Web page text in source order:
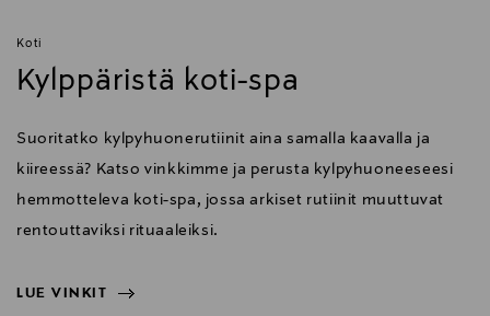
Koti
Kylppäristä koti-spa
Suoritatko kylpyhuonerutiinit aina samalla kaavalla ja
kiireessä? Katso vinkkimme ja perusta kylpyhuoneeseesi
hemmotteleva koti-spa, jossa arkiset rutiinit muuttuvat
rentouttaviksi rituaaleiksi.
LUE VINKIT